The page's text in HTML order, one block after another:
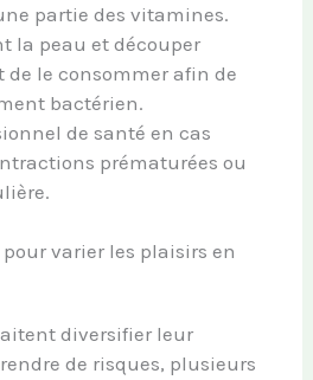
partie des vitamines.
la peau et découper
de le consommer afin de
bactérien.
de santé en cas
prématurées ou
varier les plaisirs en
diversifier leur
de risques, plusieurs